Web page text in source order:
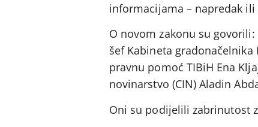
informacijama – napredak
O novom zakonu su
šef Kabineta
pravnu pomoć TIBiH Ena
novinarstvo (CIN) Aladin
Oni su podijelili zabrinutost